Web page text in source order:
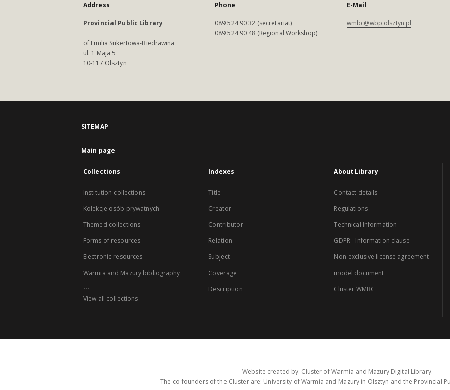
Address
Provincial Public Library
of Emilia Sukertowa-Biedrawina
ul. 1 Maja 5
10-117 Olsztyn
Phone
089 524 90 32 (secretariat)
089 524 90 48 (Regional Workshop)
E-Mail
wmbc@wbp.olsztyn.pl
SITEMAP
Main page
Collections
Institution collections
Kolekcje osób prywatnych
Themed collections
Forms of resources
Electronic resources
Warmia and Mazury bibliography
...
View all collections
Indexes
Title
Creator
Contributor
Relation
Subject
Coverage
Description
About Library
Contact details
Regulations
Technical Information
GDPR - Information clause
Non-exclusive license agreement -
model document
Cluster WMBC
Website created by: Cluster of Warmia and Mazury Digital Library.
The co-founders of the Cluster are: University of Warmia and Mazury in Olsztyn and the Provincial